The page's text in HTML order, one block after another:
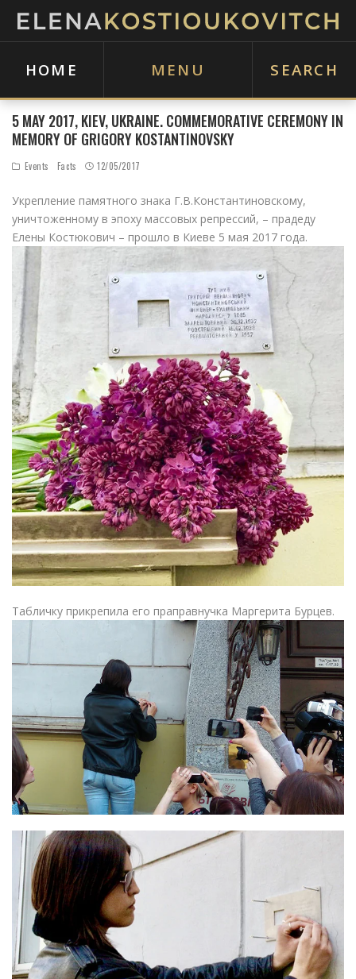
HOME MENU SEARCH
5 MAY 2017, KIEV, UKRAINE. COMMEMORATIVE CEREMONY IN
MEMORY OF GRIGORY KOSTANTINOVSKY
Events Facts 12/05/2017
Укрепление памятного знака Г.В.Константиновскому,
уничтоженному в эпоху массовых репрессий, – прадеду
Елены Костюкович – прошло в Киеве 5 мая 2017 года.
Табличку прикрепила его праправнучка Маргерита Бурцев.